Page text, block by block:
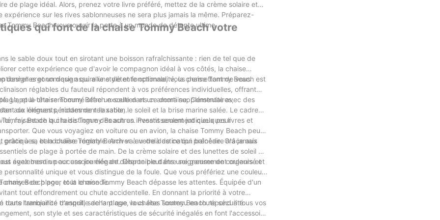
de plage idéal. Alors, prenez votre livre préféré, mettez de la crème solaire et
sur les rives sablonneuses ne sera plus jamais la même. Préparez-
Tommy Beach vous ouvrir la porte à un monde de détente ultime.
qui font de la chaise Tommy Beach votre
le sable doux tout en sirotant une boisson rafraîchissante : rien de tel que de
cette expérience que d'avoir le compagnon idéal à vos côtés, la chaise
et un design qui allie style et fonctionnalité, la chaise Tommy Beach est
design ergonomique assure une détente optimale, vous permettant de vous
réglables du fauteuil répondent à vos préférences individuelles, offrant
L'appui-tête rembourré offre un soutien et un amorti supplémentaires,
de longues périodes de relaxation.
et la chaise Tommy Beach excelle dans ce domaine. Construite avec des
aux éléments, notamment le sable, le soleil et la brise marine salée. Le cadre
faisant de la chaise Tommy Beach un investissement judicieux pour
Beach qui la distingue des autres. Pesant seulement quelques livres et
Que vous voyagiez en voiture ou en avion, la chaise Tommy Beach peut
à sa bandoulière réglable. Arriver à votre destination balnéaire n'a jamais
et la chaise Tommy Beach va au-delà de ce qui précède. Grâce aux
de plage à portée de main. De la crème solaire et des lunettes de soleil à
avez besoin pour une journée de détente peut être soigneusement organisé et
également un accessoire élégant. Disponible dans une gamme de couleurs et
unique et vous distingue de la foule. Que vous préfériez une couleur
Beach pour tout le monde.
de plage, et la chaise Tommy Beach dépasse les attentes. Équipée d'un
tout effondrement ou chute accidentelle. En donnant la priorité à votre
toute tranquillité d'esprit, sachant que vous êtes soutenu en toute sécurité.
l'ambiance tranquille de la plage, la chaise Tommy Beach répond à tous vos
son style et ses caractéristiques de sécurité inégalés en font l'accessoire